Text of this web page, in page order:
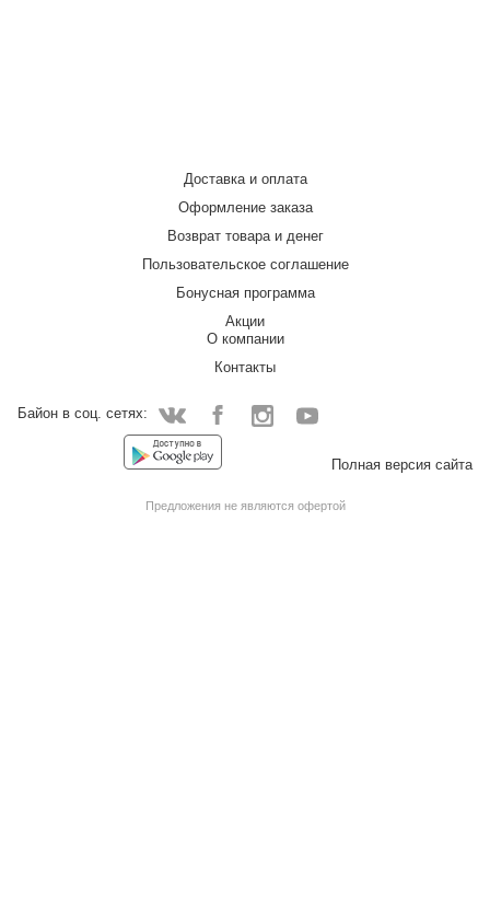
Доставка и оплата
Оформление заказа
Возврат товара и денег
Пользовательское соглашение
Бонусная программа
Акции
О компании
Контакты
Байон в соц. сетях:
VkontakteFacebook
Полная версия сайта
Предложения не являются офертой